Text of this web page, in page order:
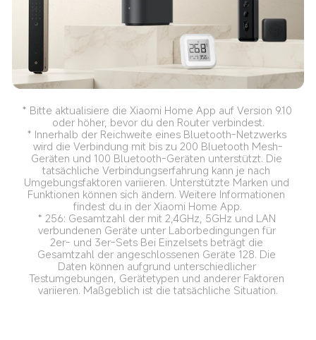
* Bitte aktualisiere die Xiaomi Home App auf Version 9.10
oder höher, bevor du den Router verbindest.
* Innerhalb der Reichweite eines Bluetooth-Netzwerks
wird die Verbindung mit bis zu 200 Bluetooth Mesh-
Geräten und 100 Bluetooth-Geräten unterstützt. Die
tatsächliche Verbindungserfahrung kann je nach
Umgebungsfaktoren variieren. Unterstützte Marken und
Funktionen können sich ändern. Weitere Informationen
findest du in der Xiaomi Home App.
* 256: Gesamtzahl der mit 2,4GHz, 5GHz und LAN
verbundenen Geräte unter Laborbedingungen für
2er- und 3er-Sets Bei Einzelsets beträgt die
Gesamtzahl der angeschlossenen Geräte 128. Die
Daten können aufgrund unterschiedlicher
Testumgebungen, Gerätetypen und anderer Faktoren
variieren. Maßgeblich ist die tatsächliche Situation.